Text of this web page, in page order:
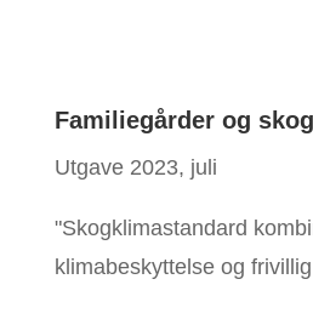
Familiegårder og
Utgave 2023, juli
"Skogklimastandard
klimabeskyttelse og